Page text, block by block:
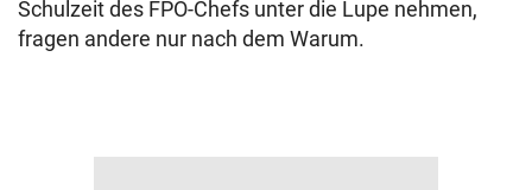
Schulzeit des FPÖ-Chefs unter die Lupe nehmen,
fragen andere nur nach dem Warum.